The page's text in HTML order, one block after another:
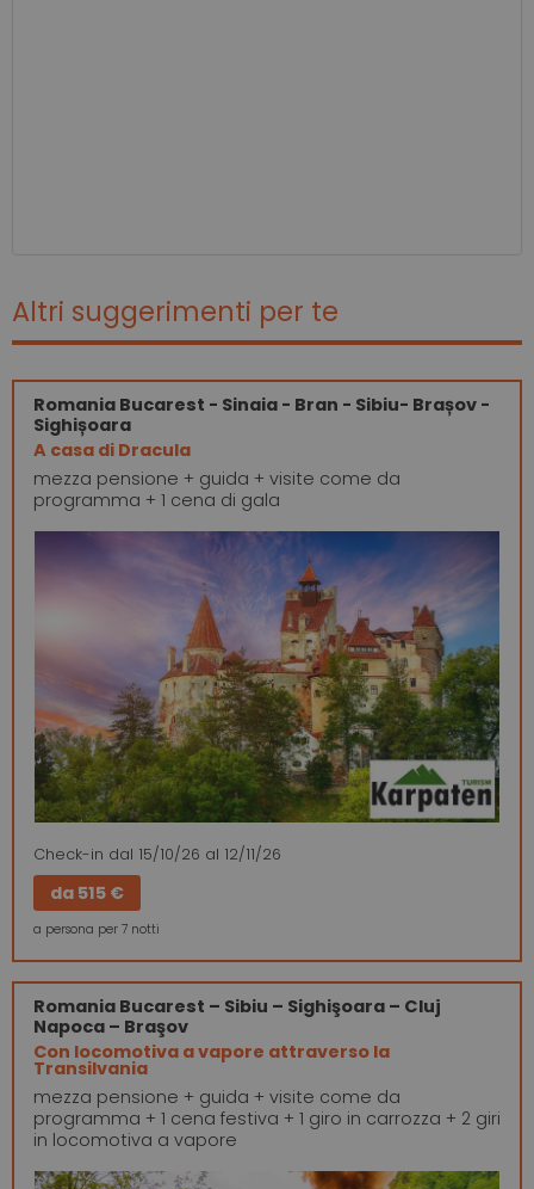
Altri suggerimenti per te
Romania Bucarest - Sinaia - Bran - Sibiu- Brașov -
Sighișoara
A casa di Dracula
mezza pensione + guida + visite come da
programma + 1 cena di gala
Check-in dal 15/10/26 al 12/11/26
da 515 €
a persona per 7 notti
Romania Bucarest – Sibiu – Sighişoara – Cluj
Napoca – Braşov
Con locomotiva a vapore attraverso la
Transilvania
mezza pensione + guida + visite come da
programma + 1 cena festiva + 1 giro in carrozza + 2 giri
in locomotiva a vapore